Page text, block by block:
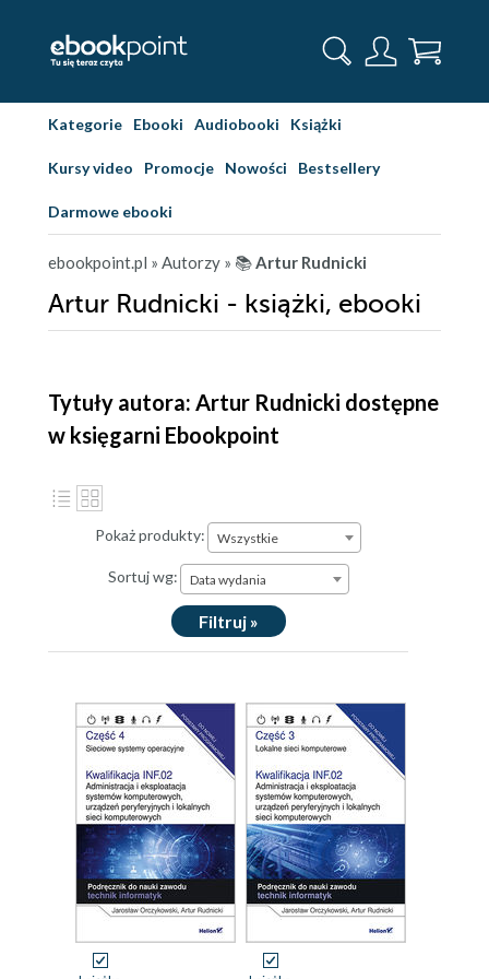
Kategorie Ebooki Audiobooki Książki
Kursy video Promocje Nowości Bestsellery
Darmowe ebooki
ebookpoint.pl » Autorzy » 📚Artur Rudnicki
Artur Rudnicki - książki, ebooki
Tytuły autora: Artur Rudnicki dostępne
w księgarni Ebookpoint
Pokaż produkty: Wszystkie
Sortuj wg: Data wydania
Filtruj »